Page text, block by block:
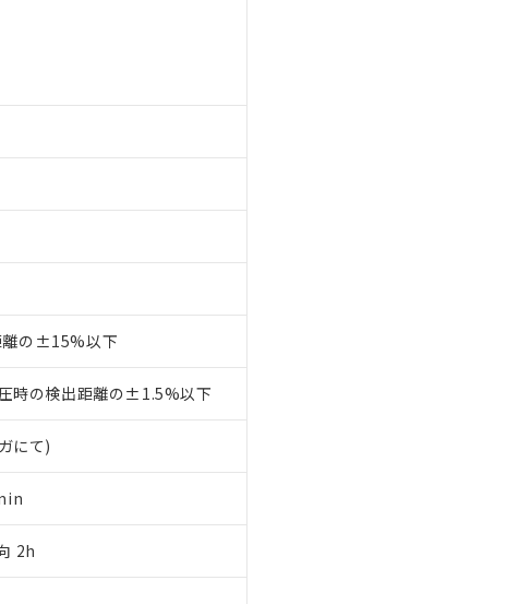
の±15%以下
時の検出距離の±1.5%以下
にて)
2h
社販売拠点は「販売ネットワーク
を当社の事前の承諾なく第三者に漏洩または開示しないようお願いしま
作成サービス）をご利用いただくには、I-Webメンバーズにご登録され
関するお客様との取引・商談に必要な範囲で利用することをご了承くだ
人情報の共同利用に関して"
質）の非含有の対応状況を調査中または確認中の商品です。
で、有害物質有無と関係のない商品です。
としていたものが、含有品と判明した場合などやむを得ず変更すること
器に対する適用除外項目は除く。
を超える意図的な使用がないことを確認しています。
、予定月が前後することがあります。
することができます。
証明書
）
証明するもので、過去に遡って非含有を証明するものではありません。
ル類４物質の対応では、対応完了までの期間は出荷製品に未対応品が
RoHSの基準値以下であることを示します。
Cd(カドミウム) : 100ppm、
化ビフェニル類) : 1000ppm、 PBDEs(ポリ臭化ジフェニルエーテル類) : 1000ppm、
タル酸ジイソブチル) : 1000ppm、 BBP(フタル酸ブチルベンジル) : 1000ppm、
てが基準値以下であることを示します。
有害物質が外部に漏えいし、環境に深刻な影響を及ぼさない年数を意
へお問い合わせください。
供する場合は、日本国政府の輸出許可(または役務取引許可)を取得する
は、完全に破砕するなど、違法に輸出されないよう必要な手段を講じ
売に係わる関係者が違法に輸出するおそれがある場合は、取り引きをい
合意する
については、お客様のお取引先、またはお客様担当のオムロン制御
にご確認ください)
状況の情報を公開していない機種